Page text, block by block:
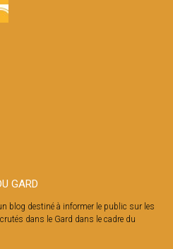
GARD
blog destiné à informer le public sur les
dans le Gard dans le cadre du